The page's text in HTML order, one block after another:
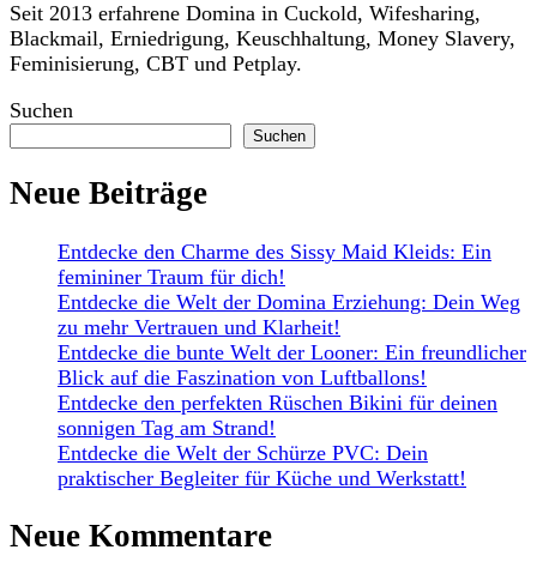
Seit 2013 erfahrene Domina in Cuckold, Wifesharing,
Blackmail, Erniedrigung, Keuschhaltung, Money Slavery,
Feminisierung, CBT und Petplay.
Suchen
Suchen
Neue Beiträge
Entdecke den Charme des Sissy Maid Kleids: Ein
femininer Traum für dich!
Entdecke die Welt der Domina Erziehung: Dein Weg
zu mehr Vertrauen und Klarheit!
Entdecke die bunte Welt der Looner: Ein freundlicher
Blick auf die Faszination von Luftballons!
Entdecke den perfekten Rüschen Bikini für deinen
sonnigen Tag am Strand!
Entdecke die Welt der Schürze PVC: Dein
praktischer Begleiter für Küche und Werkstatt!
Neue Kommentare